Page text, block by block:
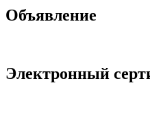
Объявление
Электронный